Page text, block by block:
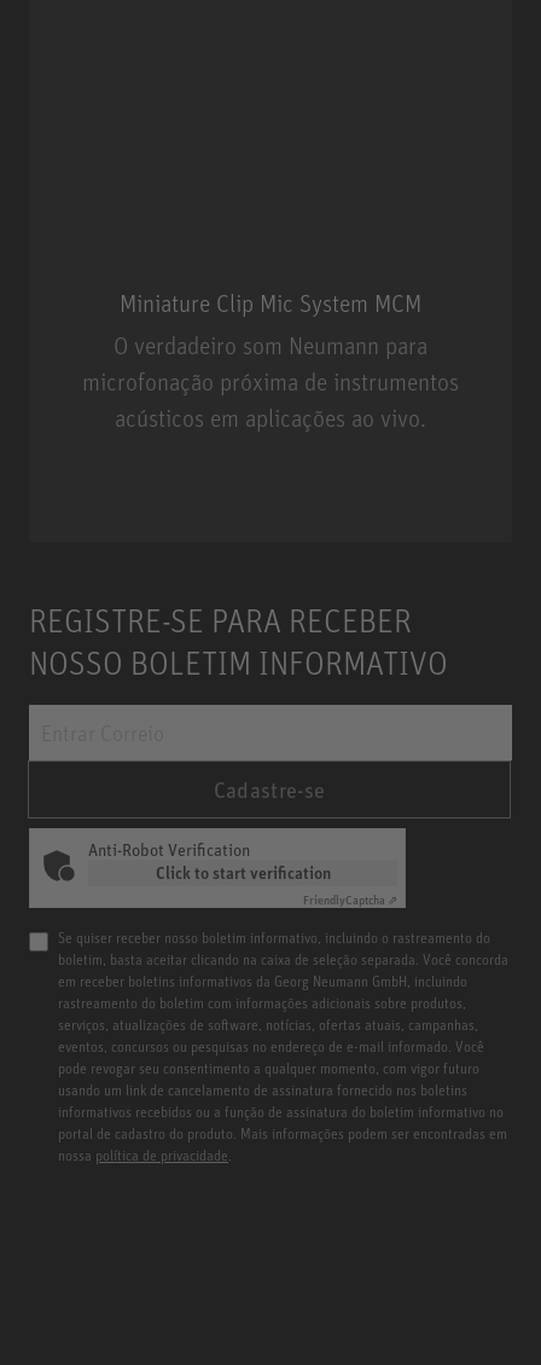
Miniature Clip Mic System MCM
O verdadeiro som Neumann para
microfonação próxima de instrumentos
acústicos em aplicações ao vivo.
REGISTRE-SE PARA RECEBER
NOSSO BOLETIM INFORMATIVO
Cadastre-se
Anti-Robot Verification
Click to start verification
FriendlyCaptcha ⇗
Se quiser receber nosso boletim informativo, incluindo o rastreamento do
boletim, basta aceitar clicando na caixa de seleção separada. Você concorda
em receber boletins informativos da Georg Neumann GmbH, incluindo
rastreamento do boletim com informações adicionais sobre produtos,
serviços, atualizações de software, notícias, ofertas atuais, campanhas,
eventos, concursos ou pesquisas no endereço de e-mail informado. Você
pode revogar seu consentimento a qualquer momento, com vigor futuro
usando um link de cancelamento de assinatura fornecido nos boletins
informativos recebidos ou a função de assinatura do boletim informativo no
portal de cadastro do produto. Mais informações podem ser encontradas em
nossa política de privacidade.